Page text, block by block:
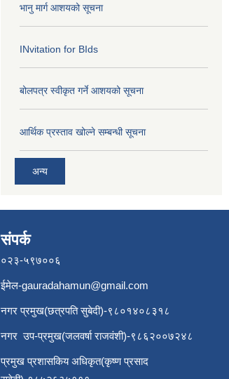
भानु मार्ग आशयको सूचना
INvitation for BIds
बोलपत्र स्वीकृत गर्ने आशयको सूचना
आर्थिक प्रस्ताव खोल्ने सम्बन्धी सूचना
अन्य
संपर्क
०२३-५९७००६
ईमेल-gauradahamun@gmail.com
नगर प्रमुख(छत्रपति सुबेदी)-९८०१४०८३१८
नगर उप-प्रमुख(जलवर्षा राजवंशी)-९८६२००७२४८
प्रमुख प्रशासकिय अधिकृत(कृष्ण प्रसाद